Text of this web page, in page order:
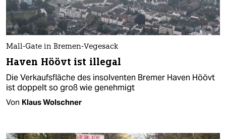
Mall-Gate in Bremen-Vegesack
Haven Höövt ist illegal
Die Verkaufsfläche des insolventen Bremer Haven Höövt
ist doppelt so groß wie genehmigt
Von Klaus Wolschner